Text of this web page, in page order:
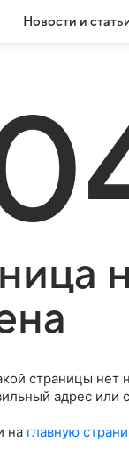
Новости и
страницы нет
адрес или
на главную